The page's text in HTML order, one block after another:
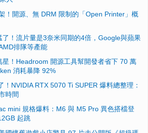
！開源、無 DRM 限制的「Open Printer」概
了！流片量是3奈米同期的4倍，Google與蘋果
排隊等產能
星！Headroom 開源工具幫開發者省下 70 萬
消耗暴降 92%
！NVIDIA RTX 5070 Ti SUPER 爆料總整理：
時間
mini 規格爆料：M6 與 M5 Pro 異色搭檔登
起跳